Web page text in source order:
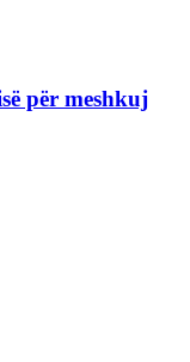
për meshkuj